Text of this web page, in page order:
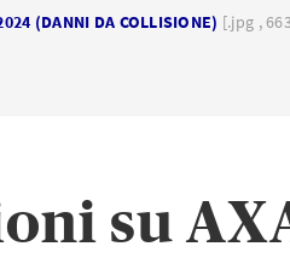
(DANNI DA COLLISIONE) [.jpg ,
su